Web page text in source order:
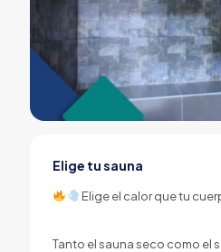
Elige tu sauna
Elige el calor que tu
Tanto el sauna seco como el